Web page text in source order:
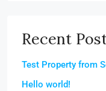
Recent
Test Property from
Hello world!